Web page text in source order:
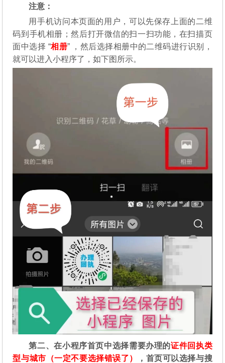
注意：
用手机访问本页面的用户，可以先保存上面的二维
码到手机相册；然后打开微信的扫一扫功能，在扫描页
面中选择 “相册” ，然后选择相册中的二维码进行识别，
就可以进入小程序了，如下图所示。
第二、在小程序首页中选择需要办理的证件回执类
型与城市（一定不要选择错误了）
，首页可以选择与搜